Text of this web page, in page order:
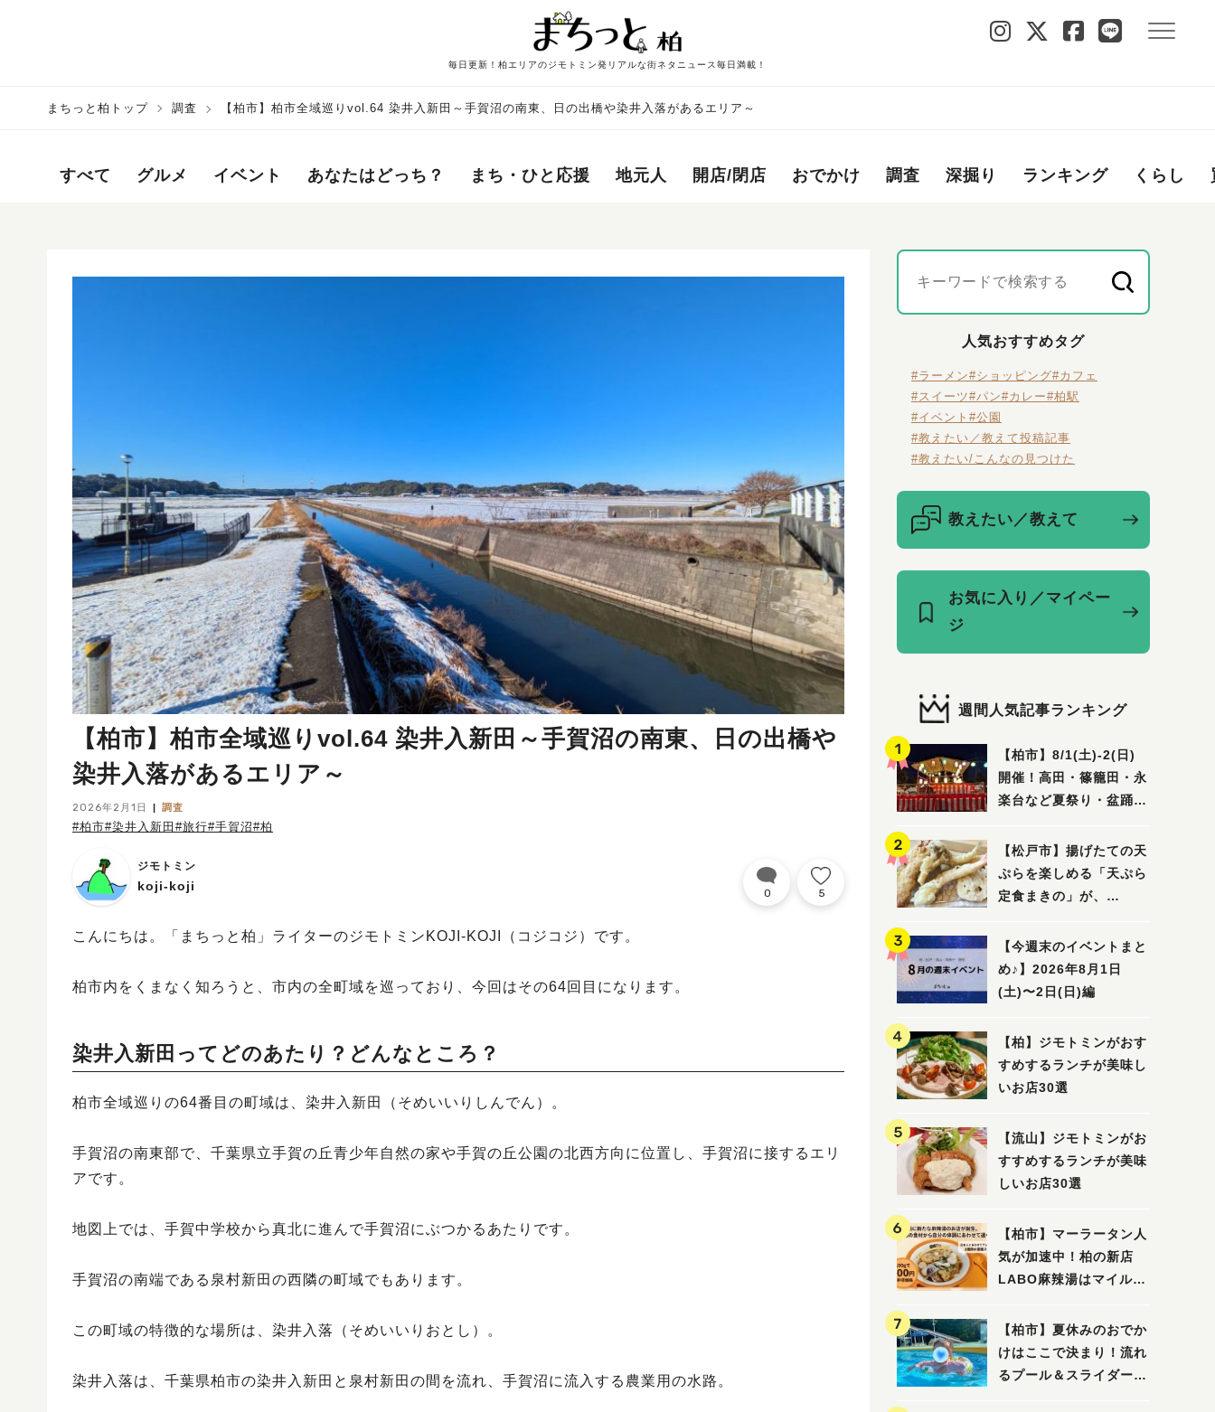
毎日更新！柏エリアのジモトミン発リアルな街ネタニュース毎日満載！
まちっと柏トップ 調査 【柏市】柏市全域巡りvol.64 染井入新田～手賀沼の南東、日の出橋や染井入落があるエリア～
すべて グルメ イベント あなたはどっち？ まち・ひと応援 地元人 開店/閉店 おでかけ 調査 深掘り ランキング くらし
【柏市】柏市全域巡りvol.64 染井入新田～手賀沼の南東、日の出橋や
染井入落があるエリア～
2026年2月1日 調査
#柏市#染井入新田 #旅行#手賀沼#柏
ジモトミン
koji-koji 0 5
こんにちは。「まちっと柏」ライターのジモトミンKOJI-KOJI（コジコジ）です。
柏市内をくまなく知ろうと、市内の全町域を巡っており、今回はその64回目になります。
染井入新田ってどのあたり？どんなところ？
柏市全域巡りの64番目の町域は、染井入新田（そめいいりしんでん）。
手賀沼の南東部で、千葉県立手賀の丘青少年自然の家や手賀の丘公園の北西方向に位置し、手賀沼に接するエリ
アです。
地図上では、手賀中学校から真北に進んで手賀沼にぶつかるあたりです。
手賀沼の南端である泉村新田の西隣の町域でもあります。
この町域の特徴的な場所は、染井入落（そめいいりおとし）。
染井入落は、千葉県柏市の染井入新田と泉村新田の間を流れ、手賀沼に流入する農業用の水路。
人気おすすめタグ
#ラーメン#ショッピング#カフェ
#スイーツ#パン#カレー#柏駅
#イベント #公園
#教えたい／教えて投稿記事
#教えたい/こんなの見つけた
教えたい／教えて
お気に入り／マイペー
ジ
週間人気記事ランキング
【柏市】8/1(土)‐2(日)
開催！高田・篠籠田・永
楽台など夏祭り・盆踊り
【松戸市】揚げたての天
ぷらを楽しめる「天ぷら
定食まきの」が、
【今週末のイベントまと
め♪】2026年8月1日
(土)〜2日(日)編
【柏】ジモトミンがおす
すめするランチが美味し
いお店30選
【流山】ジモトミンがお
すすめするランチが美味
しいお店30選
【柏市】マーラータン人
気が加速中！柏の新店
LABO麻辣湯はマイルド
【柏市】夏休みのおでか
けはここで決まり！流れ
るプール＆スライダーに